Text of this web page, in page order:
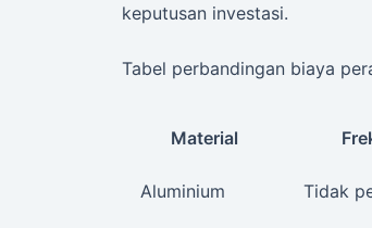
keputusan investasi.
Tabel perbandingan biaya
Material
Aluminium Tidak